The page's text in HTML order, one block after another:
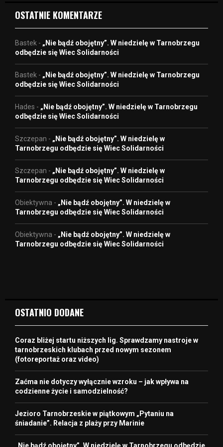
OSTATNIE KOMENTARZE
Bastek - „Nie bądź obojętny”. W niedzielę w Tarnobrzegu
odbędzie się Wiec Solidarności
Bastek - „Nie bądź obojętny”. W niedzielę w Tarnobrzegu
odbędzie się Wiec Solidarności
Hades - „Nie bądź obojętny”. W niedzielę w Tarnobrzegu
odbędzie się Wiec Solidarności
Szczepan - „Nie bądź obojętny”. W niedzielę w
Tarnobrzegu odbędzie się Wiec Solidarności
Szczepan - „Nie bądź obojętny”. W niedzielę w
Tarnobrzegu odbędzie się Wiec Solidarności
Obiektywna - „Nie bądź obojętny”. W niedzielę w
Tarnobrzegu odbędzie się Wiec Solidarności
Obiektywna - „Nie bądź obojętny”. W niedzielę w
Tarnobrzegu odbędzie się Wiec Solidarności
OSTATNIO DODANE
Coraz bliżej startu niższych lig. Sprawdzamy nastroje w
tarnobrzeskich klubach przed nowym sezonem
(fotoreportaż oraz video)
Zaćma nie dotyczy wyłącznie wzroku – jak wpływa na
codzienne życie i samodzielność?
Jezioro Tarnobrzeskie w piątkowym „Pytaniu na
śniadanie”. Relacja z plaży przy Marinie
„Nie bądź obojętny”. W niedzielę w Tarnobrzegu odbędzie